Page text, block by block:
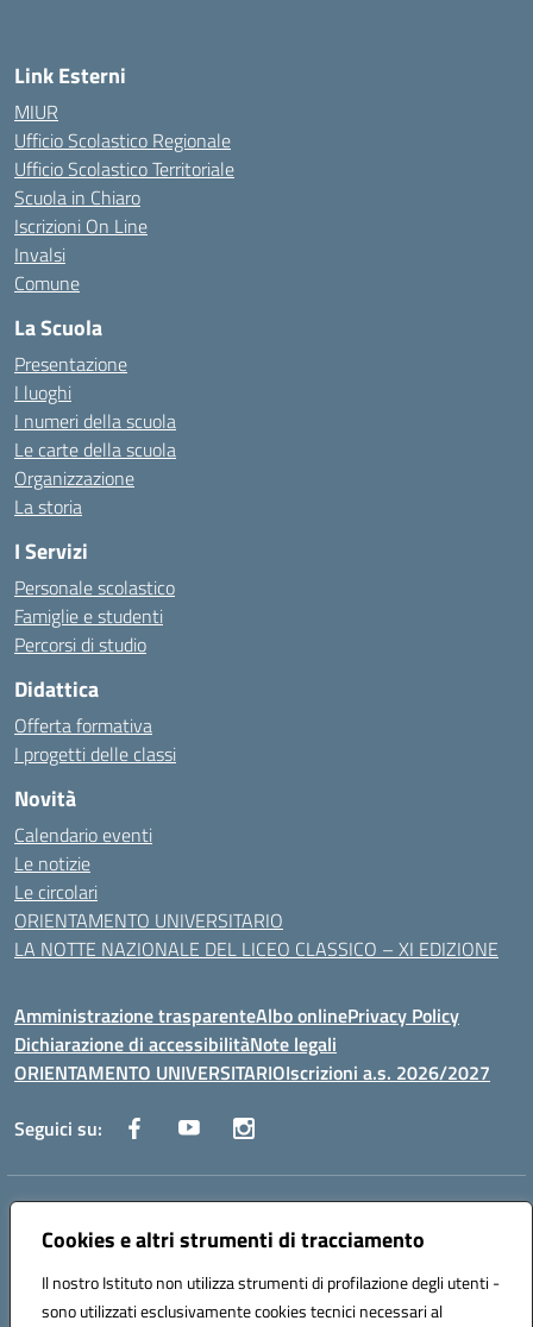
Cookies e altri strumenti di tracciamento
Il nostro Istituto non utilizza strumenti di profilazione degli utenti -
sono utilizzati esclusivamente cookies tecnici necessari al
Link Esterni
MIUR
Ufficio Scolastico Regionale
Ufficio Scolastico Territoriale
Scuola in Chiaro
Iscrizioni On Line
Invalsi
Comune
La Scuola
Presentazione
I luoghi
I numeri della scuola
Le carte della scuola
Organizzazione
La storia
I Servizi
Personale scolastico
Famiglie e studenti
Percorsi di studio
Didattica
Offerta formativa
I progetti delle classi
Novità
Calendario eventi
Le notizie
Le circolari
ORIENTAMENTO UNIVERSITARIO
LA NOTTE NAZIONALE DEL LICEO CLASSICO – XI EDIZIONE
Amministrazione trasparenteAlbo onlinePrivacy Policy
Dichiarazione di accessibilitàNote legali
ORIENTAMENTO UNIVERSITARIOIscrizioni a.s. 2026/2027
Seguici su:
Indirizzo:
Centralino:0882 331218 Email:fgps210002@istruzione.it
Codice fiscale: 93071630714